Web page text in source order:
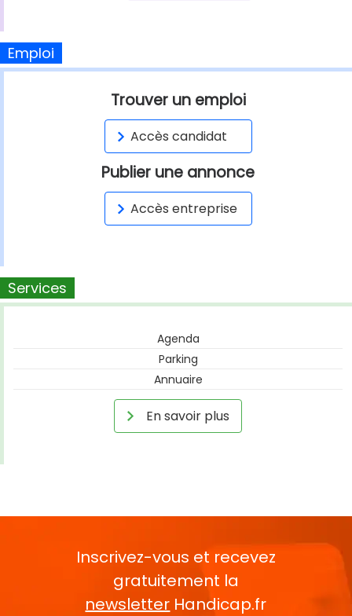
Emploi
Trouver un emploi
Accès candidat
Publier une annonce
Accès entreprise
Services
Agenda
Parking
Annuaire
En savoir plus
Inscrivez-vous et recevez
gratuitement la
newsletter Handicap.fr